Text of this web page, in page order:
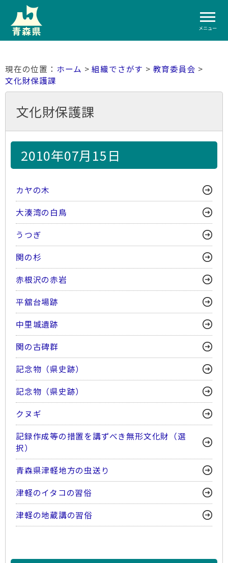
メニュー
ホーム >組織でさがす > 教育委員会 >
文化財保護課
文化財保護課
2010年07月15日
カヤの木
大湊湾の白鳥
うつぎ
関の杉
赤根沢の赤岩
平舘台場跡
中里城遺跡
関の古碑群
記念物（県史跡）
記念物（県史跡）
クヌギ
記録作成等の措置を講ずべき無形文化財（選
択）
青森県津軽地方の虫送り
津軽のイタコの習俗
津軽の地蔵講の習俗